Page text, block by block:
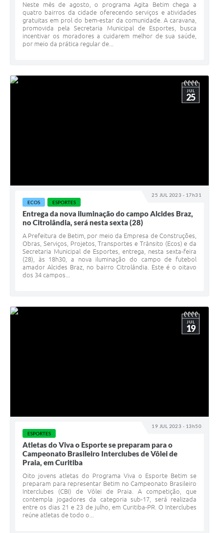
Neste mês de agosto, o programa Agita Betim chega a
quatro bairros da cidade oferecendo serviços e atividades
gratuitas em prol do bem-estar da comunidade. A caravana,
promovida pela Secretaria Municipal de Esportes, busca
incentivar os moradores a cuidarem melhor de sua saúde,
por meio da prática regular de...
25 JUL 2023 - 17h31
JUL
25
ECOS ESPORTES
Entrega da nova iluminação do campo Alcides Braz,
no Citrolândia, será nesta sexta (28)
A Prefeitura de Betim, por meio da Empresa de Construções,
Obras, Serviços, Projetos, Transportes e Trânsito (Ecos) e da
Secretaria Municipal de Esportes, entrega, nesta sexta-feira
(28), às 18h30, a nova iluminação do campo de futebol
amador Alcides Braz, no bairro Citrolândia. Este é o oitavo
dos 34 campos...
19 JUL 2023 - 13h50
JUL
19
ESPORTES
Atletas do Viva o Esporte se preparam para o
Campeonato Brasileiro Interclubes de Vôlei de
Praia, em Curitiba
Oito jovens atletas do Programa Viva o Esporte Betim se
preparam para representar Betim no Campeonato Brasileiro
Interclubes (CBI) de Vôlei de Praia. A competição, que
contempla jogadores da categoria sub-17, será realizada
entre os dias 21 e 23 de julho, em Curitiba-PR. O Interclubes
reúne atletas de todo o...